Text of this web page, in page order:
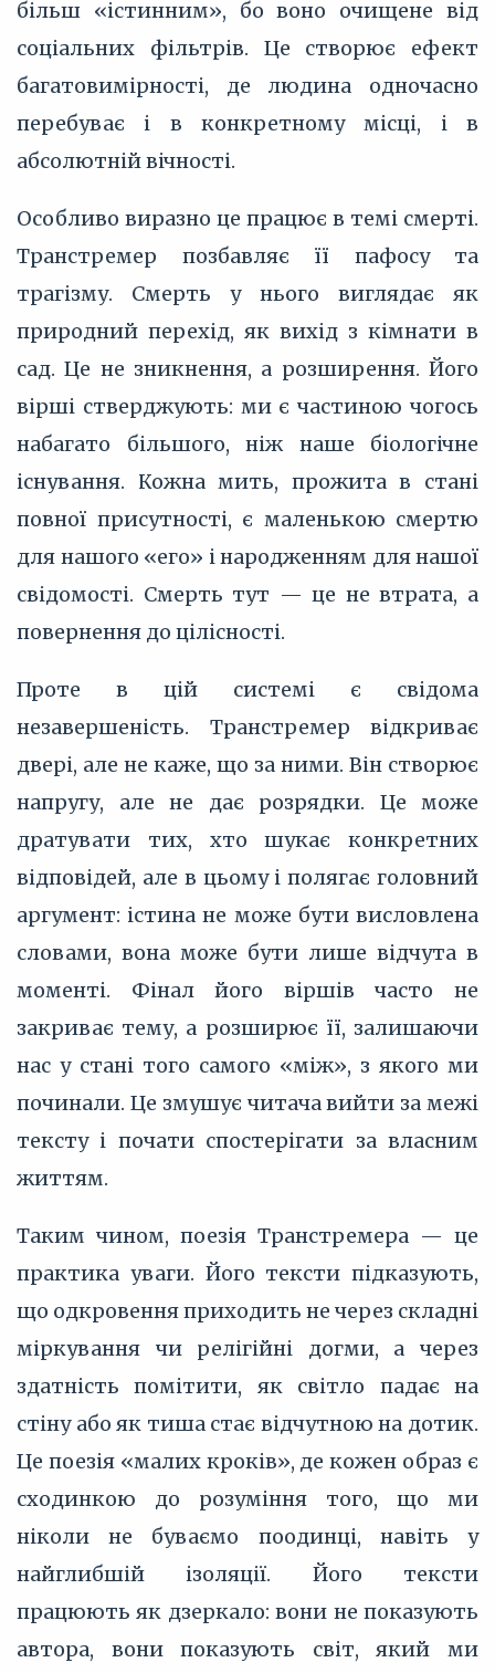
більш «істинним», бо воно очищене від
соціальних фільтрів. Це створює ефект
багатовимірності, де людина одночасно
перебуває і в конкретному місці, і в
абсолютній вічності.
Особливо виразно це працює в темі смерті.
Транстремер позбавляє її пафосу та
трагізму. Смерть у нього виглядає як
природний перехід, як вихід з кімнати в
сад. Це не зникнення, а розширення. Його
вірші стверджують: ми є частиною чогось
набагато більшого, ніж наше біологічне
існування. Кожна мить, прожита в стані
повної присутності, є маленькою смертю
для нашого «его» і народженням для нашої
свідомості. Смерть тут — це не втрата, а
повернення до цілісності.
Проте в цій системі є свідома
незавершеність. Транстремер відкриває
двері, але не каже, що за ними. Він створює
напругу, але не дає розрядки. Це може
дратувати тих, хто шукає конкретних
відповідей, але в цьому і полягає головний
аргумент: істина не може бути висловлена
словами, вона може бути лише відчута в
моменті. Фінал його віршів часто не
закриває тему, а розширює її, залишаючи
нас у стані того самого «між», з якого ми
починали. Це змушує читача вийти за межі
тексту і почати спостерігати за власним
життям.
Таким чином, поезія Транстремера — це
практика уваги. Його тексти підказують,
що одкровення приходить не через складні
міркування чи релігійні догми, а через
здатність помітити, як світло падає на
стіну або як тиша стає відчутною на дотик.
Це поезія «малих кроків», де кожен образ є
сходинкою до розуміння того, що ми
ніколи не буваємо поодинці, навіть у
найглибшій ізоляції. Його тексти
працюють як дзеркало: вони не показують
автора, вони показують світ, який ми